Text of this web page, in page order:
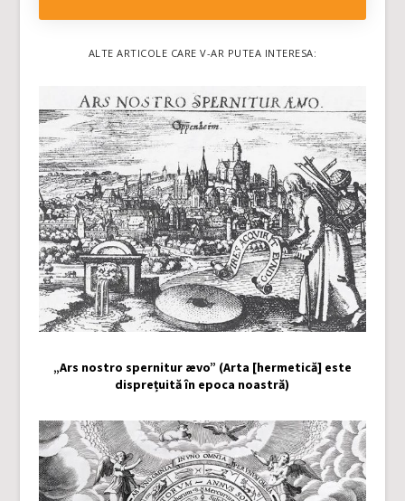
ALTE ARTICOLE CARE V-AR PUTEA INTERESA:
„Ars nostro spernitur ævo” (Arta [hermetică] este
disprețuită în epoca noastră)